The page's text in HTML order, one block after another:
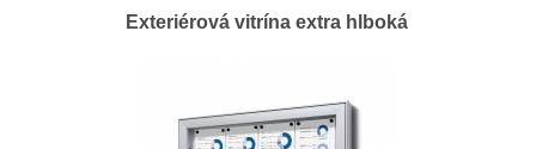
Exteriérová vitrína extra hlboká